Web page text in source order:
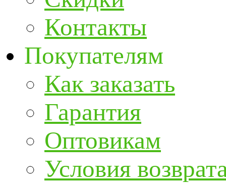
Контакты
Покупателям
Как заказать
Гарантия
Оптовикам
Условия